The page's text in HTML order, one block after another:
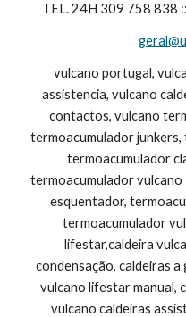
TEL. 24H 309 758 838
vulcano portugal,
assistencia, vulcano
contactos, vulcano
termoacumulador
termoacumulador
termoacumulador
esquentador,
termoacumulador
lifestar,caldeira
condensação, caldeiras a
vulcano lifestar manual,
vulcano caldeiras